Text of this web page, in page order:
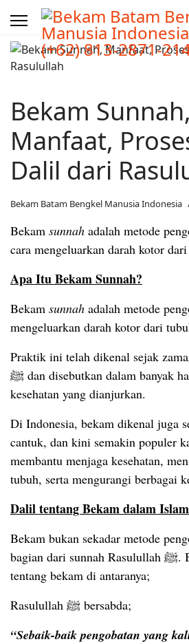
Bekam Sunnah,
Manfaat,
Dalil dari
Bekam Batam Bengkel Manusia Indonesia
Bekam sunnah adalah metode
cara mengeluarkan darah kotor
Apa Itu Bekam Sunnah?
Bekam sunnah adalah metode
mengeluarkan darah kotor dari
Praktik ini telah dikenal sejak
ﷺ dan disebutkan dalam banyak hadis sebagai terapi
kesehatan yang dianjurkan.
Di Indonesia, bekam dikenal juga
cantuk, dan kini semakin populer
membantu menjaga kesehatan,
tubuh, serta mengurangi berbagai
Dalil tentang Bekam dalam Islam
Bekam bukan sekadar metode
bagian dari sunnah Rasulullah ﷺ. Beberapa hadits
tentang bekam di antaranya;
Rasulullah ﷺ bersabda;
“Sebaik-baik pengobatan yang